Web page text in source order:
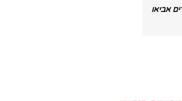
אביאו